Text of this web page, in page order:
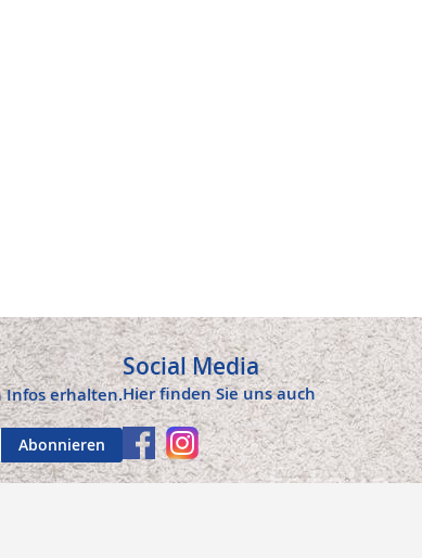
Infos erhalten.
Abonnieren
Social Media
Hier finden Sie uns auch